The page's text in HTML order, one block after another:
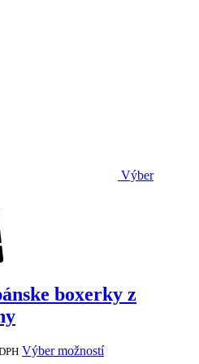
Výber
boxerky z
Výber možností